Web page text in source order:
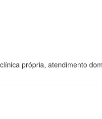
própria, atendimento